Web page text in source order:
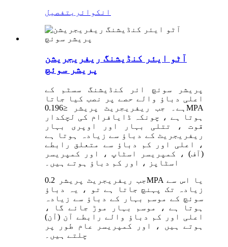
انکوائری تفصیل
آٹو ایئر کنڈیشنگ ریفریجریشن
پریشر سوئچ
پریشر سوئچ ائر کنڈیشنگ سسٹم کے
اعلی دباؤ والے حصے پر نصب کیا جاتا
ہے۔ جب ریفریجریٹ پریشر ≤0.196MPA
ہوتا ہے ، چونکہ ڈایافرام کی لچکدار
قوت ، تتلی بہار اور اوپری بہار
ریفریجریٹ کے دباؤ سے زیادہ ہوتا ہے
، اعلی اور کم دباؤ سے متعلق رابطے
(آف) ، کمپریسر اسٹاپ ، اور کمپریسر
اسٹاپز ، اور کم دباؤ ہوتے ہیں۔
جب ریفریجریٹ پریشر 0.2MPA یا اس سے
زیادہ تک پہنچ جاتا ہے تو ، یہ دباؤ
سوئچ کے موسم بہار کے دباؤ سے زیادہ
ہوتا ہے ، موسم بہار موڑ جائے گا ،
اعلی اور کم دباؤ والے رابطے آن (آن)
ہوتے ہیں ، اور کمپریسر عام طور پر
چلتے ہیں۔